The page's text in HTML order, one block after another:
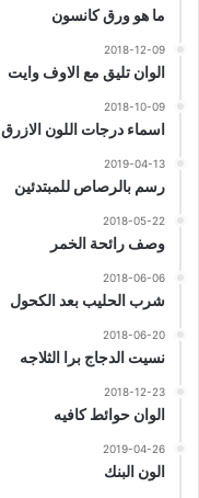
ما هو ورق كانسون
2018-12-09
الوان تليق مع الاوف وايت
2018-10-09
اسماء درجات اللون الازرق
2019-04-13
رسم بالرصاص للمبتدئين
2018-05-22
وصف رائحة الخمر
2018-06-06
شرب الحليب بعد الكحول
2018-06-20
نسيت الدجاج برا الثلاجه
2018-12-23
الوان حوائط كافيه
2019-04-26
الون البنك